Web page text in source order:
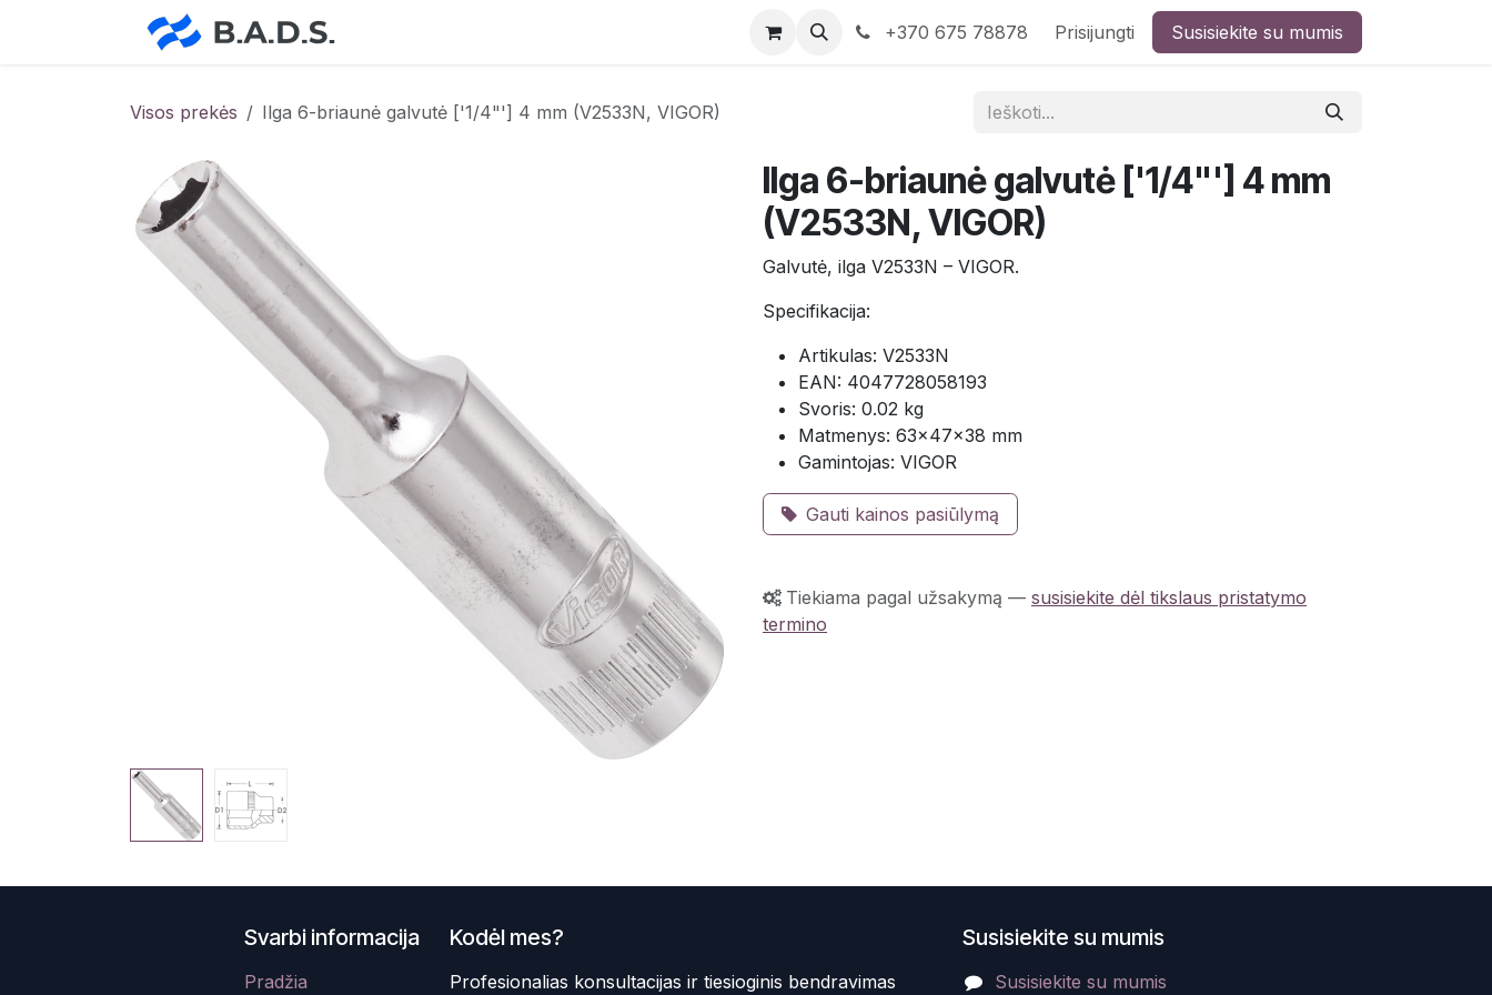
+370 675 78878 Prisijungti Susisiekite su mumis
Visos prekės Ilga 6-briaunė galvutė ['1/4"'] 4 mm (V2533N, VIGOR)
Ilga 6-briaunė galvutė ['1/4"'] 4 mm
(V2533N, VIGOR)
Galvutė, ilga V2533N – VIGOR.
Specifikacija:
Artikulas: V2533N
EAN: 4047728058193
Svoris: 0.02 kg
Matmenys: 63×47×38 mm
Gamintojas: VIGOR
Gauti kainos pasiūlymą
Tiekiama pagal užsakymą — susisiekite dėl tikslaus pristatymo
termino
Susisiekite su mumis
Susisiekite su mumis
Kodėl mes?
Profesionalias konsultacijas ir tiesioginis bendravimas
Svarbi informacija
Pradžia